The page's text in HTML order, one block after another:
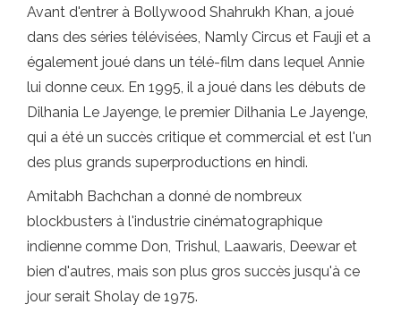
Avant d'entrer à Bollywood Shahrukh Khan, a joué
dans des séries télévisées, Namly Circus et Fauji et a
également joué dans un télé-film dans lequel Annie
lui donne ceux. En 1995, il a joué dans les débuts de
Dilhania Le Jayenge, le premier Dilhania Le Jayenge,
qui a été un succès critique et commercial et est l'un
des plus grands superproductions en hindi.
Amitabh Bachchan a donné de nombreux
blockbusters à l'industrie cinématographique
indienne comme Don, Trishul, Laawaris, Deewar et
bien d'autres, mais son plus gros succès jusqu'à ce
jour serait Sholay de 1975.